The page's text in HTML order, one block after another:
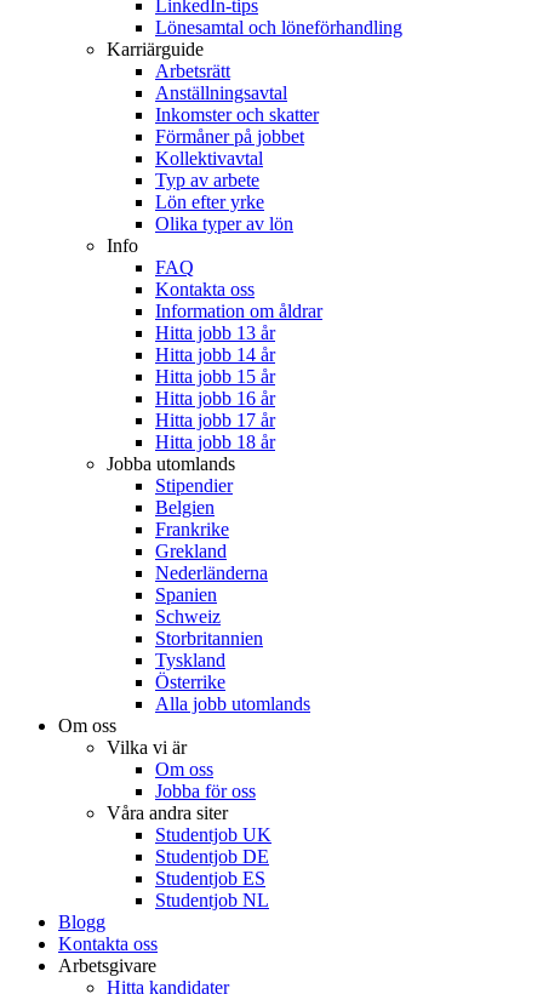
LinkedIn-tips
Lönesamtal och löneförhandling
Karriärguide
Arbetsrätt
Anställningsavtal
Inkomster och skatter
Förmåner på jobbet
Kollektivavtal
Typ av arbete
Lön efter yrke
Olika typer av lön
Info
FAQ
Kontakta oss
Information om åldrar
Hitta jobb 13 år
Hitta jobb 14 år
Hitta jobb 15 år
Hitta jobb 16 år
Hitta jobb 17 år
Hitta jobb 18 år
Jobba utomlands
Stipendier
Belgien
Frankrike
Grekland
Nederländerna
Spanien
Schweiz
Storbritannien
Tyskland
Österrike
Alla jobb utomlands
Om oss
Vilka vi är
Om oss
Jobba för oss
Våra andra siter
Studentjob UK
Studentjob DE
Studentjob ES
Studentjob NL
Blogg
Kontakta oss
Arbetsgivare
Hitta kandidater